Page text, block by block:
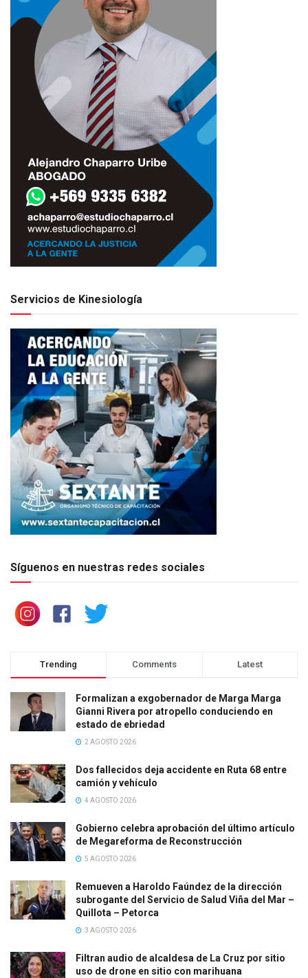
Servicios de Kinesiología
Síguenos en nuestras redes sociales
Trending Comments Latest
Formalizan a exgobernador de Marga Marga
Gianni Rivera por atropello conduciendo en
estado de ebriedad
2 AGOSTO 2026
Dos fallecidos deja accidente en Ruta 68 entre
camión y vehículo
4 AGOSTO 2026
Gobierno celebra aprobación del último artículo
de Megareforma de Reconstrucción
5 AGOSTO 2026
Remueven a Haroldo Faúndez de la dirección
subrogante del Servicio de Salud Viña del Mar –
Quillota – Petorca
3 AGOSTO 2026
Filtran audio de alcaldesa de La Cruz por sitio
uso de drone en sitio con marihuana